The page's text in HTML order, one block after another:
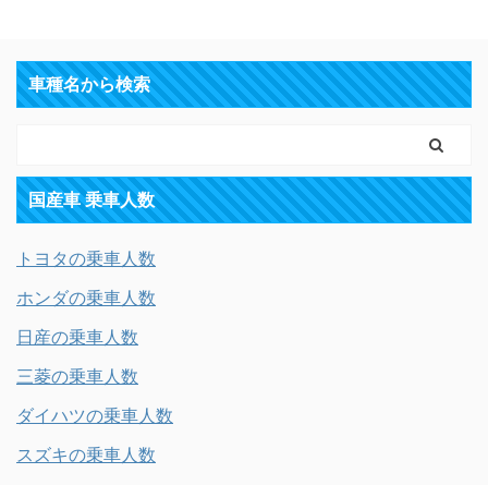
車種名から検索
国産車 乗車人数
トヨタの乗車人数
ホンダの乗車人数
日産の乗車人数
三菱の乗車人数
ダイハツの乗車人数
スズキの乗車人数